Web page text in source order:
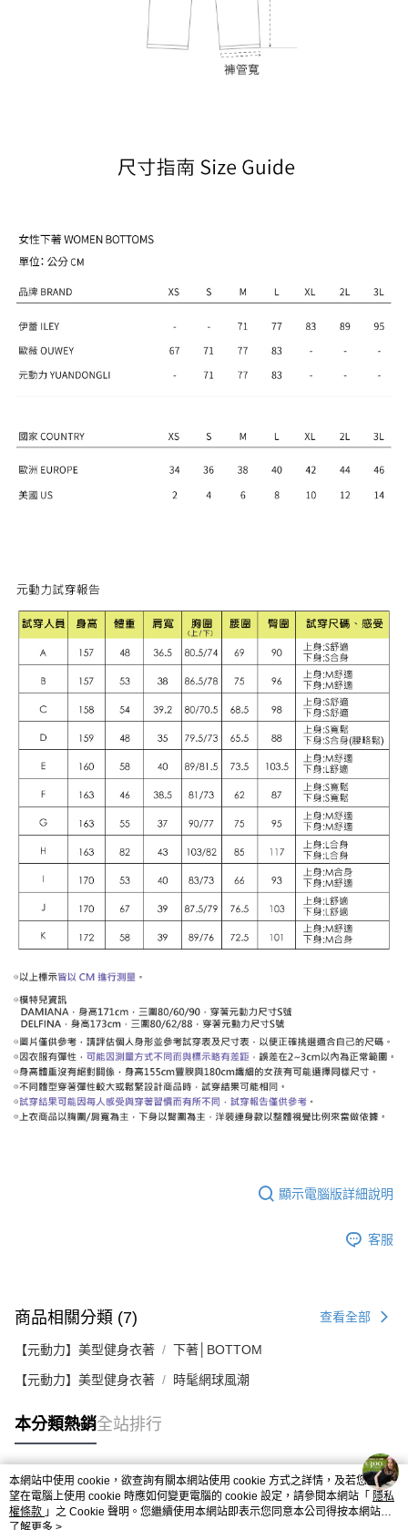
顯示電腦版詳細說明
客服
商品相關分類 (7) 查看全部
【元動力】美型健身衣著 下著│BOTTOM
【元動力】美型健身衣著 時髦網球風潮
本分類熱銷全站排行
熱門標籤
本網站中使用 cookie，欲查詢有關本網站使用 cookie 方式之詳情，及若您不希
望在電腦上使用 cookie 時應如何變更電腦的 cookie 設定，請參閱本網站「 隱私
權條款 」之 Cookie 聲明。您繼續使用本網站即表示您同意本公司得按本網站使
用條款之 Cookie 聲明使用 cookie。
了解更多 >